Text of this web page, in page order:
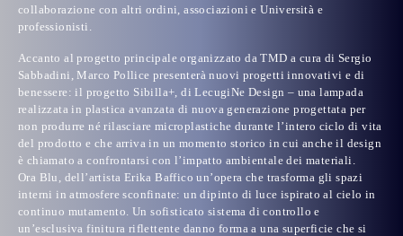
collaborazione con altri ordini, associazioni e Università e
professionisti.
Accanto al progetto principale organizzato da TMD a cura di Sergio
Sabbadini, Marco Pollice presenterà nuovi progetti innovativi e di
benessere: il progetto Sibilla+, diLecugiNe Design – una lampada
realizzata in plastica avanzata di nuova generazione progettata per
non produrre né rilasciare microplastiche durante l’intero ciclo di vita
del prodotto e che arriva in un momento storico in cui anche il design
è chiamato a confrontarsi con l’impatto ambientale dei materiali.
Ora Blu , dell’artista Erika Baffico un’opera che trasforma gli spazi
interni in atmosfere sconfinate: un dipinto di luce ispirato al cielo in
continuo mutamento. Un sofisticato sistema di controllo e
un’esclusiva finitura riflettente danno forma a una superficie che si